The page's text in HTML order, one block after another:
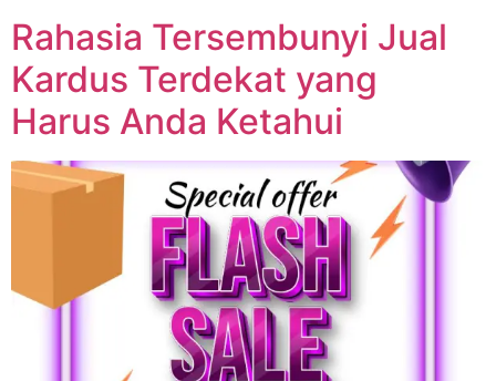
Rahasia Tersembunyi Jual
Kardus Terdekat yang
Harus Anda Ketahui